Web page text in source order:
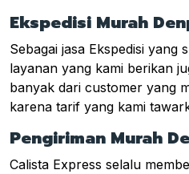
Ekspedisi Murah
Sebagai jasa Ekspedisi yang
layanan yang kami berikan
banyak dari customer yang
karena tarif yang kami
Pengiriman Murah
Calista Express selalu